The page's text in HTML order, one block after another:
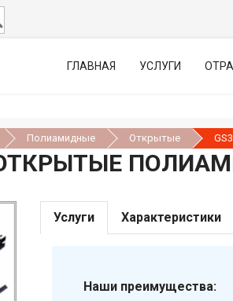
ГЛАВНАЯ УСЛУГИ
Полиамидные Открытые
Услуги Характеристики
Наши преимущества: